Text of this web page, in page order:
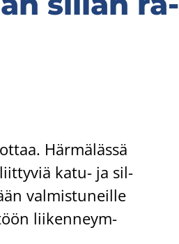
Här­mä­läs­sä
katu- ja sil­
val­mis­tu­neil­le
lii­ken­neym­